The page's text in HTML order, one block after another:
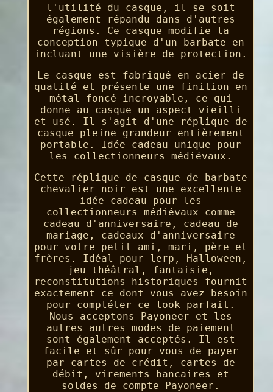
l'utilité du casque, il se soit
également répandu dans d'autres
régions. Ce casque modifie la
conception typique d'un barbate en
incluant une visière de protection.
Le casque est fabriqué en acier de
qualité et présente une finition en
métal foncé incroyable, ce qui
donne au casque un aspect vieilli
et usé. Il s'agit d'une réplique de
casque pleine grandeur entièrement
portable. Idée cadeau unique pour
les collectionneurs médiévaux.
Cette réplique de casque de barbate
chevalier noir est une excellente
idée cadeau pour les
collectionneurs médiévaux comme
cadeau d'anniversaire, cadeau de
mariage, cadeaux d'anniversaire
pour votre petit ami, mari, père et
frères. Idéal pour lerp, Halloween,
jeu théâtral, fantaisie,
reconstitutions historiques fournit
exactement ce dont vous avez besoin
pour compléter ce look parfait.
Nous acceptons Payoneer et les
autres autres modes de paiement
sont également acceptés. Il est
facile et sûr pour vous de payer
par cartes de crédit, cartes de
débit, virements bancaires et
soldes de compte Payoneer.